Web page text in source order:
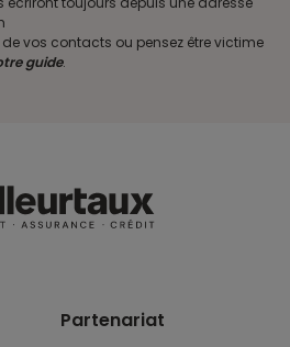
vos contacts ou pensez être victime
guide.
Partenariat